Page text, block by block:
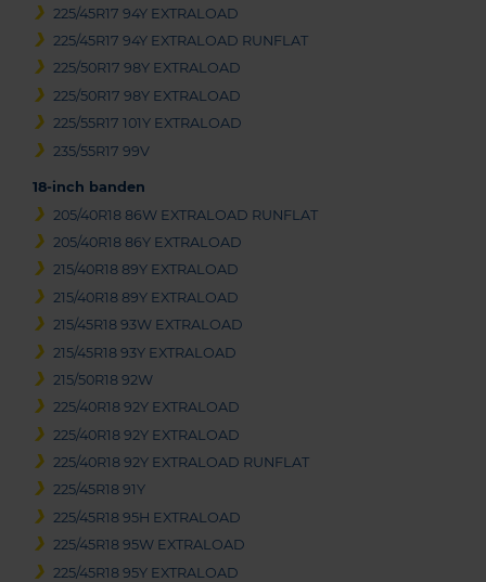
225/45R17 94Y EXTRALOAD
225/45R17 94Y EXTRALOAD RUNFLAT
225/50R17 98Y EXTRALOAD
225/50R17 98Y EXTRALOAD
225/55R17 101Y EXTRALOAD
235/55R17 99V
18-inch banden
205/40R18 86W EXTRALOAD RUNFLAT
205/40R18 86Y EXTRALOAD
215/40R18 89Y EXTRALOAD
215/40R18 89Y EXTRALOAD
215/45R18 93W EXTRALOAD
215/45R18 93Y EXTRALOAD
215/50R18 92W
225/40R18 92Y EXTRALOAD
225/40R18 92Y EXTRALOAD
225/40R18 92Y EXTRALOAD RUNFLAT
225/45R18 91Y
225/45R18 95H EXTRALOAD
225/45R18 95W EXTRALOAD
225/45R18 95Y EXTRALOAD